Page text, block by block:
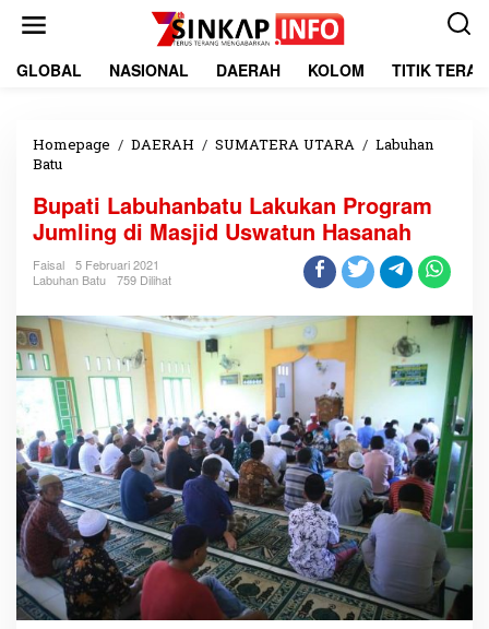
GLOBAL NASIONAL DAERAH KOLOM TITIK
Homepage / DAERAH / SUMATERA UTARA / Labuhan
Batu
p
a
t
i
L
b
u
h
a
n
b
a
t
u
L
a
k
u
k
a
n
Bupati Labuhanbatu Lakukan Program
Jumling di Masjid Uswatun Hasanah
Faisal
5 Februari 2021
Labuhan Batu
759 Dilihat